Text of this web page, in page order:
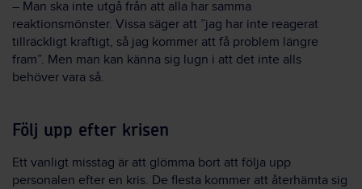
– Man ska inte utgå från att alla har samma
reaktionsmönster. Vissa säger att ”jag har inte reagerat
tillräckligt kraftigt, så jag kommer att få problem längre
fram”. Men man kan känna sig lugn i att det inte alls
behöver vara så.
Följ upp efter krisen
Ett vanligt misstag är att glömma bort att följa upp
personalen efter en kris. De flesta kommer att återhämta sig